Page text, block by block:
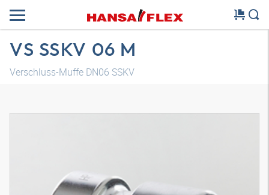
VS SSKV 06 M
Verschluss-Muffe DN06 SSKV